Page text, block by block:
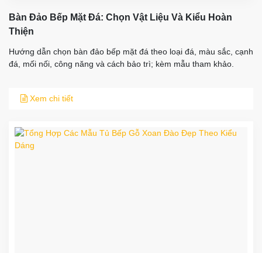
Bàn Đảo Bếp Mặt Đá: Chọn Vật Liệu Và Kiểu Hoàn
Thiện
Hướng dẫn chọn bàn đảo bếp mặt đá theo loại đá, màu sắc, cạnh
đá, mối nối, công năng và cách bảo trì; kèm mẫu tham khảo.
Xem chi tiết